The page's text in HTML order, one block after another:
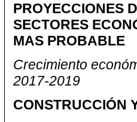
PROYECCIONES
SECTORES
MAS PROBABLE
Crecimiento
2017-2019
CONSTRUCCIÓN